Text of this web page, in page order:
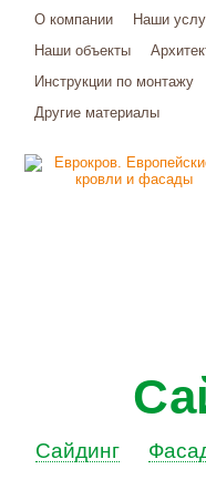
О компании Наши
Наши объекты
Инструкции по монтажу
Другие материалы
Сайдинг